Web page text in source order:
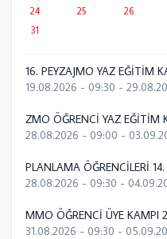
24
25 26
31
16. PEYZAJMO YAZ EĞİTİM
19.08.2026 - 09:30 -
ZMO ÖĞRENCİ YAZ EĞİTİM
28.08.2026 - 09:00 -
PLANLAMA ÖĞRENCİLERİ
28.08.2026 - 09:30 -
MMO ÖĞRENCİ ÜYE KAMPI
31.08.2026 - 09:30 -